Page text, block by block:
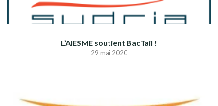
L’AIESME soutient BacTail !
29 mai 2020